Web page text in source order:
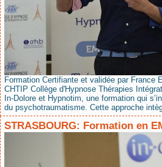
Formation Certifiante et validée par France
CHTIP Collège d'Hypnose Thérapies
In-Dolore et Hypnotim, une formation qui
du psychotraumatisme. Cette approche
STRASBOURG: Formation en